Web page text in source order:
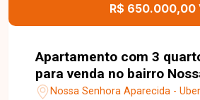
R$ 650.000,00
Apartamento com 3
para venda no bairro
Aparecida em
Nossa Senhora Aparecida -